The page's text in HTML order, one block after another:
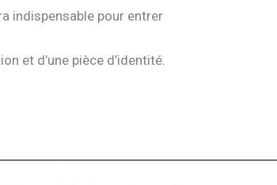
indispensable pour entrer
et d’une pièce d’identité.